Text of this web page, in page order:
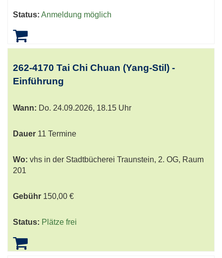
Status: Anmeldung möglich
262-4170 Tai Chi Chuan (Yang-Stil) -
Einführung
Wann: Do. 24.09.2026, 18.15 Uhr
Dauer 11 Termine
Wo: vhs in der Stadtbücherei Traunstein, 2. OG, Raum
201
Gebühr 150,00 €
Status: Plätze frei